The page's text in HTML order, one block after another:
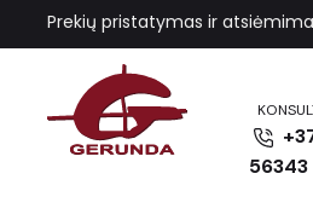
Prekių pristatymas ir
56343